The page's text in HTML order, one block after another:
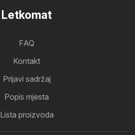
Letkomat
FAQ
Kontakt
Prijavi sadržaj
Popis mjesta
Lista proizvoda